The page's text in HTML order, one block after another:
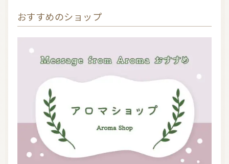
おすすめのショップ